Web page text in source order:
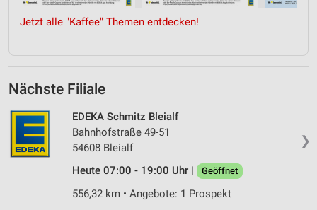
Jetzt alle "Kaffee" Themen entdecken!
Nächste Filiale
❯
EDEKA Schmitz Bleialf
Bahnhofstraße 49-51
54608 Bleialf
Heute 07:00 - 19:00 Uhr |
Geöffnet
556,32 km • Angebote: 1 Prospekt